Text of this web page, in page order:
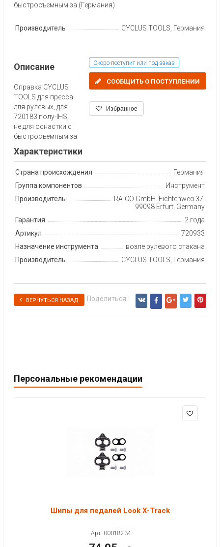
быстросъемным за (Германия)
Производитель CYCLUS TOOLS, Германия
Скоро поступит или под заказ
СООБЩИТЬ О ПОСТУПЛЕНИИ
Избранное
Описание
Оправка CYCLUS
TOOLS для пресса
для рулевых, для
720183 полу-IHS,
не для оснастки с
быстросъемным за
Характеристики
Страна происхождения
Германия
Группа компонентов
Инструмент
Производитель
RA-CO GmbH, Fichtenweg 37,
99098 Erfurt, Germany
Гарантия
2 года
Артикул
720933
Назначение инструмента
возле рулевого стакана
Производитель
CYCLUS TOOLS, Германия
ВЕРНУТЬСЯ НАЗАД Поделиться:
Персональные рекомендации
Шипы для педалей Look X-Track
Арт: 00018234